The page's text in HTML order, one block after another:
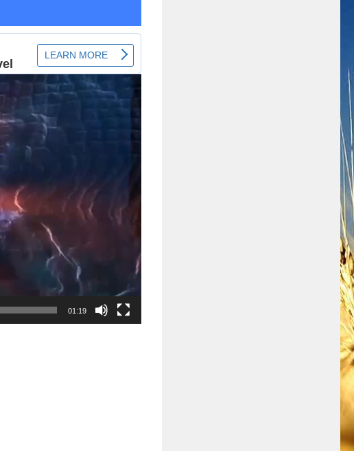
01:19